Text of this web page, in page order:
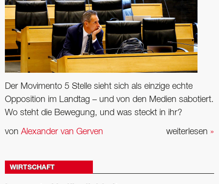
Der Movimento 5 Stelle sieht sich als einzige echte
Opposition im Landtag – und von den Medien sabotiert.
Wo steht die Bewegung, und was steckt in ihr?
weiterlesen »
von Alexander van Gerven
WIRTSCHAFT